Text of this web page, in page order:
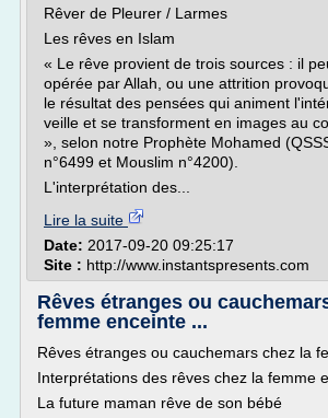
Rêver de Pleurer / Larmes
Les rêves en Islam
« Le rêve provient de trois sources : il
opérée par Allah, ou une attrition
le résultat des pensées qui animent
veille et se transforment en images au
», selon notre Prophète Mohamed
n°6499 et Mouslim n°4200).
L'interprétation des...
Lire la suite
Date: 2017-09-20 09:25:17
Site : http://www.instantspresents.com
Rêves étranges ou
femme enceinte ...
Rêves étranges ou cauchemars chez la
Interprétations des rêves chez la femme
La future maman rêve de son bébé